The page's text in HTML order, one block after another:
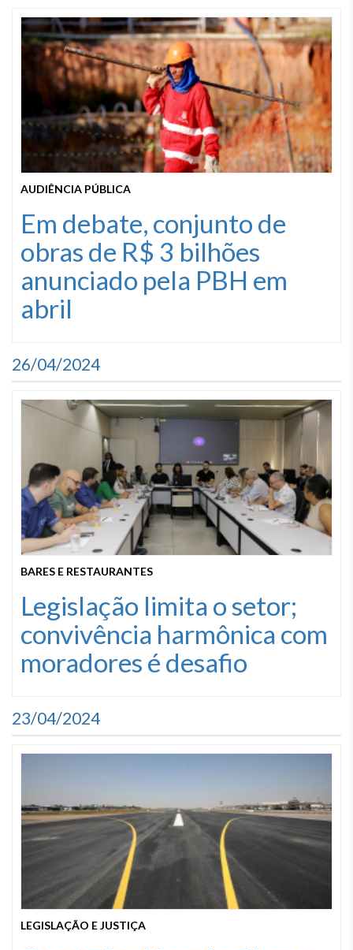
AUDIÊNCIA PÚBLICA
Em debate, conjunto de
obras de R$ 3 bilhões
anunciado pela PBH em
abril
26/04/2024
BARES E RESTAURANTES
Legislação limita o setor;
convivência harmônica com
moradores é desafio
23/04/2024
LEGISLAÇÃO E JUSTIÇA